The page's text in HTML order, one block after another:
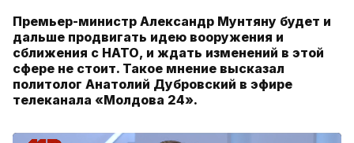
Премьер-министр Александр Мунтяну будет и
дальше продвигать идею вооружения и
сближения с НАТО, и ждать изменений в этой
сфере не стоит. Такое мнение высказал
политолог Анатолий Дубровский в эфире
телеканала «Молдова 24».